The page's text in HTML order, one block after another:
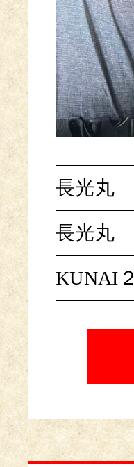
長光丸
長光丸
KUNAI２